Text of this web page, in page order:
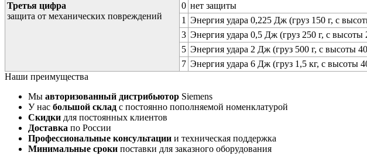
Третья цифра
защита от механических повреждений
0 нет защиты
1 Энергия удара 0,225 Дж (груз 150 г, с
3 Энергия удара 0,5 Дж (груз 250 г, с высоты
5 Энергия удара 2 Дж (груз 500 г, с высоты
7 Энергия удара 6 Дж (груз 1,5 кг, с высоты
Наши преимущества
Мы авторизованный дистрибьютор Siemens
У нас большой склад с постоянно пополняемой номенклатурой
Скидки для постоянных клиентов
Доставка по России
Профессиональные консультации и техническая поддержка
Минимальные сроки поставки для заказного оборудования